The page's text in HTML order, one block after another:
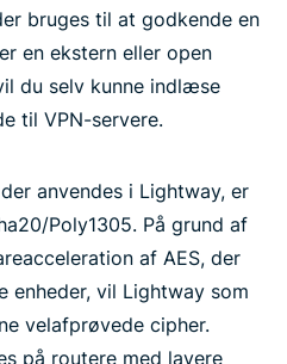
bruges til at godkende en
en ekstern eller open
du selv kunne indlæse
til VPN-servere.
anvendes i Lightway, er
Poly1305. På grund af
af AES, der
vil Lightway som
velafprøvede cipher.
på routere med lavere